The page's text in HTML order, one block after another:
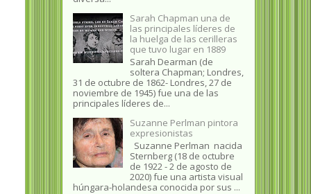
Sarah Chapman una de
las principales líderes de
la huelga de las cerilleras
que tuvo lugar en 1889
Sarah Dearman (de
soltera Chapman; Londres,
31 de octubre de 1862​- Londres, 27 de
noviembre de 1945)​ fue una de las
principales líderes de...
Suzanne Perlman pintora
expresionistas
Suzanne Perlman nacida
Sternberg (18 de octubre
de 1922 - 2 de agosto de
2020) fue una artista visual
húngara-holandesa conocida por sus ...